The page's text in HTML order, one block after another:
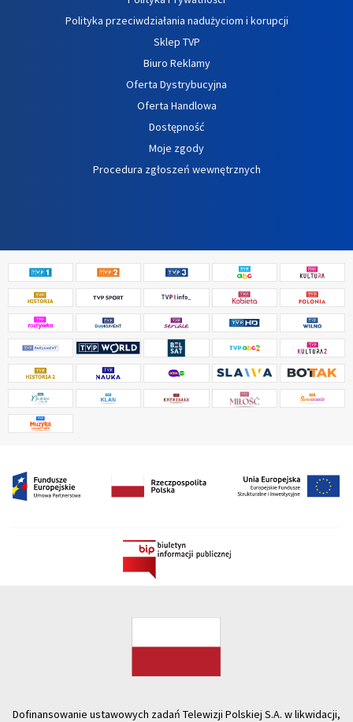
Polityka przeciwdziałania nadużyciom i korupcji
Sklep TVP
Biuro Reklamy
Oferta Dystrybucyjna
Oferta Handlowa
Dostępność
Moje zgody
Procedura zgłoszeń wewnętrznych
Dofinansowanie ustawowych zadań Telewizji Polskiej S.A. w likwidacji,